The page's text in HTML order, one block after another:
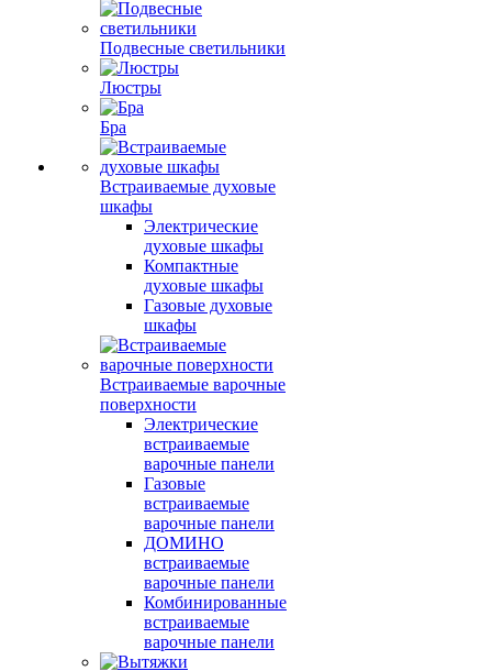
Подвесные светильники
Люстры
Бра
Встраиваемые духовые
шкафы
Электрические
духовые шкафы
Компактные
духовые шкафы
Газовые духовые
шкафы
Встраиваемые варочные
поверхности
Электрические
встраиваемые
варочные панели
Газовые
встраиваемые
варочные панели
ДОМИНО
встраиваемые
варочные панели
Комбинированные
встраиваемые
варочные панели